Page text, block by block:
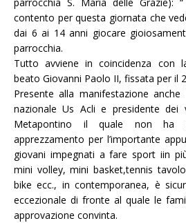
contento per questa giornata che
dai 6 ai 14 anni giocare
parrocchia.
Tutto avviene in coincidenza con
beato Giovanni Paolo II, fissata per il
Presente alla manifestazione
nazionale Us Acli e presidente dei
Metapontino il quale non ha
apprezzamento per l’importante
giovani impegnati a fare sport iin
mini volley, mini basket,tennis
bike ecc., in contemporanea, è
eccezionale di fronte al quale le
approvazione convinta.